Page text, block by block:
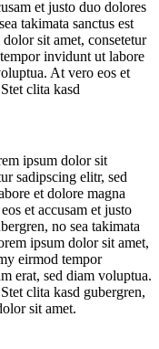
et justo duo dolores
takimata sanctus est
sit amet, consetetur
invidunt ut labore
At vero eos et
clita kasd
ipsum dolor sit
sadipscing elitr, sed
et dolore magna
et accusam et justo
no sea takimata
ipsum dolor sit amet,
eirmod tempor
erat, sed diam voluptua.
clita kasd gubergren,
sit amet.